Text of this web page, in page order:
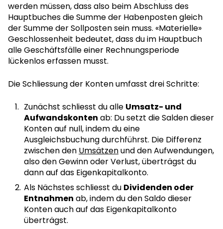
werden müssen, dass also beim Abschluss des
Hauptbuches die Summe der Habenposten gleich
der Summe der Sollposten sein muss. «Materielle»
Geschlossenheit bedeutet, dass du im Hauptbuch
alle Geschäftsfälle einer Rechnungsperiode
lückenlos erfassen musst.
Die Schliessung der Konten umfasst drei Schritte:
Zunächst schliesst du alle Umsatz- und
Aufwandskonten ab: Du setzt die Salden dieser
Konten auf null, indem du eine
Ausgleichsbuchung durchführst. Die Differenz
zwischen den Umsätzenund den Aufwendungen,
also den Gewinn oder Verlust, überträgst du
dann auf das Eigenkapitalkonto.
Als Nächstes schliesst du Dividenden oder
Entnahmen ab, indem du den Saldo dieser
Konten auch auf das Eigenkapitalkonto
überträgst.